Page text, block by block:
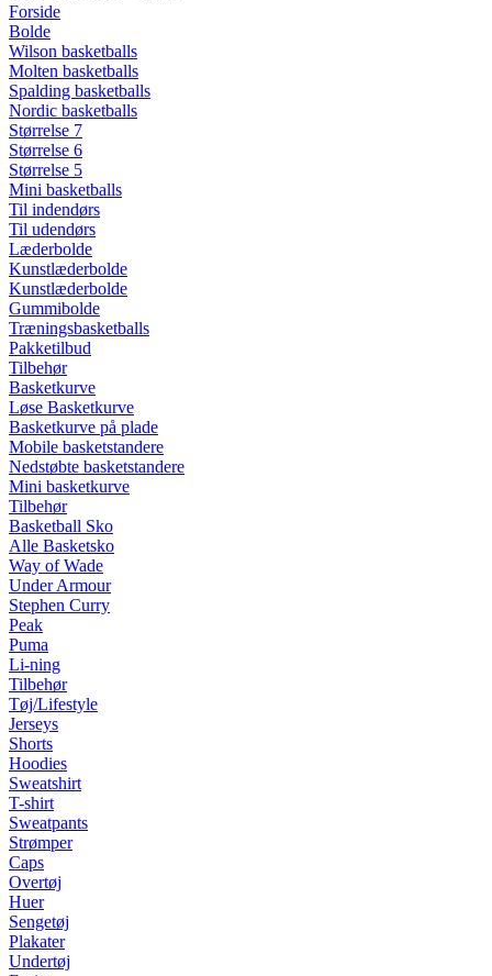
Forside
Bolde
Wilson basketballs
Molten basketballs
Spalding basketballs
Nordic basketballs
Størrelse 7
Størrelse 6
Størrelse 5
Mini basketballs
Til indendørs
Til udendørs
Læderbolde
Kunstlæderbolde
Kunstlæderbolde
Gummibolde
Træningsbasketballs
Pakketilbud
Tilbehør
Basketkurve
Løse Basketkurve
Basketkurve på plade
Mobile basketstandere
Nedstøbte basketstandere
Mini basketkurve
Tilbehør
Basketball Sko
Alle Basketsko
Way of Wade
Under Armour
Stephen Curry
Peak
Puma
Li-ning
Tilbehør
Tøj/Lifestyle
Jerseys
Shorts
Hoodies
Sweatshirt
T-shirt
Sweatpants
Strømper
Caps
Overtøj
Huer
Sengetøj
Plakater
Undertøj